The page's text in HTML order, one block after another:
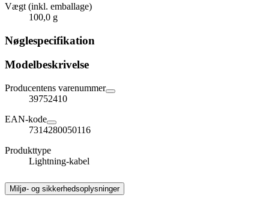
Vægt (inkl. emballage)
100,0 g
Nøglespecifikation
Modelbeskrivelse
Producentens varenummer
39752410
EAN-kode
7314280050116
Produkttype
Lightning-kabel
Miljø- og sikkerhedsoplysninger